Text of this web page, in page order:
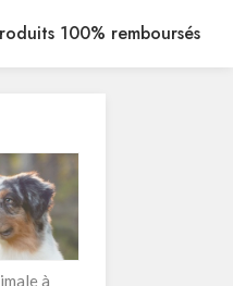
100% remboursés
à